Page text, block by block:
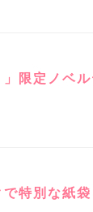
」限定ノベ
特別な紙袋